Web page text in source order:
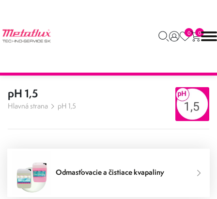
0 0
pH 1,5
Hlavná strana pH 1,5
Odmasťovacie a čistiace kvapaliny